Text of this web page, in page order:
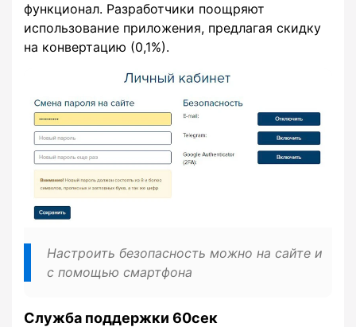
функционал. Разработчики поощряют
использование приложения, предлагая скидку
на конвертацию (0,1%).
Настроить безопасность можно на сайте и
с помощью смартфона
Служба поддержки 60сек